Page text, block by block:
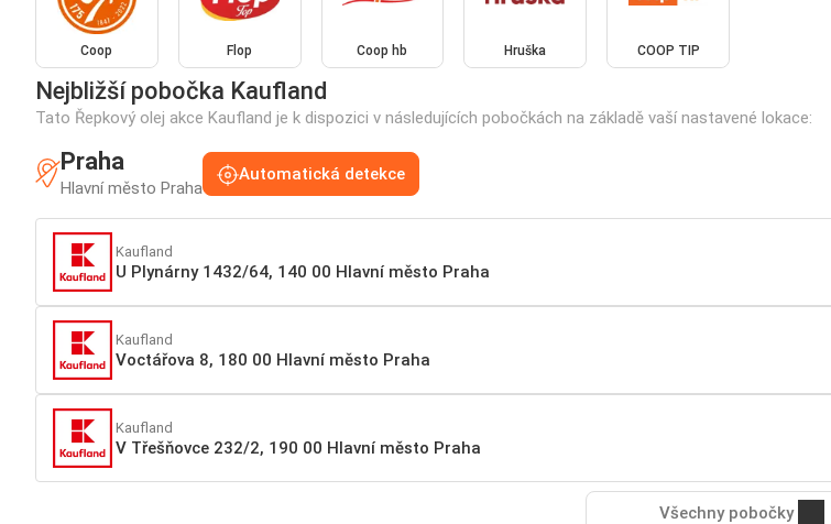
Coop Flop Coop hb Hruška COOP TIP
Nejbližší pobočka Kaufland
Tato Řepkový olej akce Kaufland je k dispozici v následujících pobočkách na základě vaší nastavené lokace:
Praha
Hlavní město Praha
Automatická detekce
Kaufland
U Plynárny 1432/64, 140 00 Hlavní město Praha
Kaufland
Voctářova 8, 180 00 Hlavní město Praha
Kaufland
V Třešňovce 232/2, 190 00 Hlavní město Praha
Všechny pobočky